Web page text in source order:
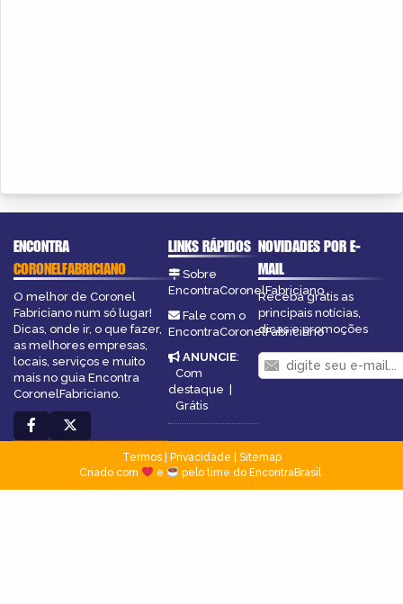
ENCONTRA
CORONELFABRICIANO
O melhor de Coronel
Fabriciano num só lugar!
Dicas, onde ir, o que fazer,
as melhores empresas,
locais, serviços e muito
mais no guia Encontra
CoronelFabriciano.
LINKS RÁPIDOS
Sobre
EncontraCoronelFabriciano
Fale com o
EncontraCoronelFabriciano
ANUNCIE:
Com
destaque |
Grátis
NOVIDADES POR E-
MAIL
Receba grátis as
principais notícias,
dicas e promoções
Termos| Privacidade
Sitemap
Criado com
e pelo time do EncontraBrasil